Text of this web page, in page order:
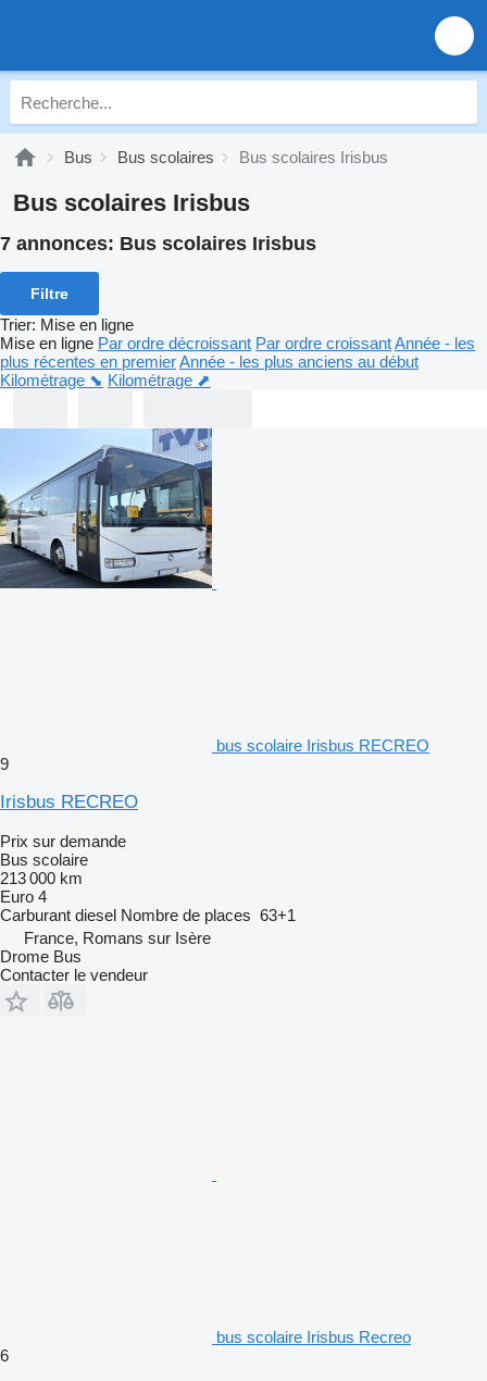
Bus Bus scolaires Bus scolaires Irisbus
Bus scolaires Irisbus
7 annonces: Bus scolaires Irisbus
Filtre
Trier: Mise en ligne
Mise en ligne Par ordre décroissant Par ordre croissantAnnée - les
plus récentes en premierAnnée - les plus anciens au début
Kilométrage ⬊ Kilométrage ⬈
bus scolaire Irisbus RECREO
9
Irisbus RECREO
Prix sur demande
Bus scolaire
213 000 km
Euro 4
Carburant diesel Nombre de places 63+1
France, Romans sur Isère
Drome Bus
Contacter le vendeur
bus scolaire Irisbus Recreo
6